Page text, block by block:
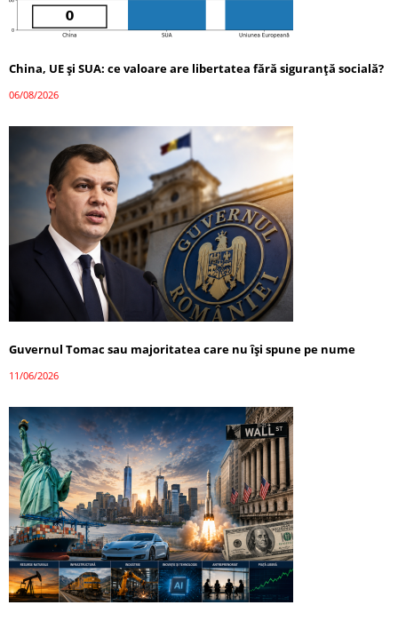
China, UE și SUA: ce valoare are libertatea fără siguranță socială?
06/08/2026
Guvernul Tomac sau majoritatea care nu își spune pe nume
11/06/2026